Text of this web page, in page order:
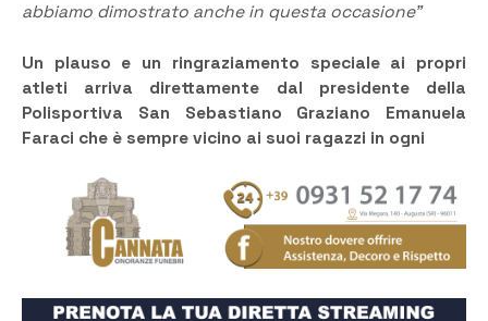
abbiamo dimostrato anche in questa occasione”
Un plauso e un ringraziamento speciale ai propri
atleti arriva direttamente dal presidente della
Polisportiva San Sebastiano Graziano Emanuela
Faraci che è sempre vicino ai suoi ragazzi in ogni